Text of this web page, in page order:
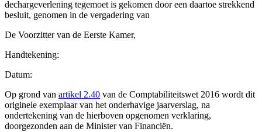
dechargeverlening tegemoet is gekomen door een daartoe strekkend
besluit, genomen in de vergadering van
De Voorzitter van de Eerste Kamer,
Handtekening:
Datum:
Op grond van artikel 2.40 van de Comptabiliteitswet 2016 wordt dit
originele exemplaar van het onderhavige jaarverslag, na
ondertekening van de hierboven opgenomen verklaring,
doorgezonden aan de Minister van Financiën.